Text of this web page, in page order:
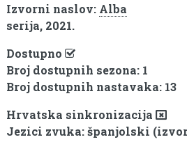
Izvorni naslov: Alba
serija, 2021.
Dostupno
Broj dostupnih sezona: 1
Broj dostupnih nastavaka: 13
Hrvatska sinkronizacija
Jezici zvuka: španjolski